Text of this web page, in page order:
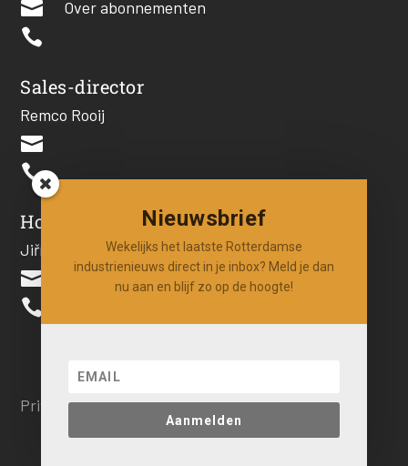
 Over abonnementen

Sales-director
Remco Rooij


Hoofdredacteur
Jiří Hartog


Privacy beleid
Nieuwsbrief
Wekelijks het laatste Rotterdamse
industrienieuws direct in je inbox? Meld je dan
nu aan en blijf zo op de hoogte!
Aanmelden